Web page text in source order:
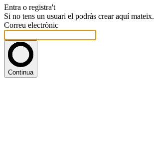
Entra o registra't
Si no tens un usuari el podràs crear aquí mateix.
Correu electrònic
Continua